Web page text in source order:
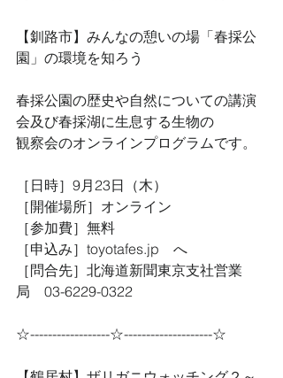
【釧路市】みんなの憩いの場「春採公
園」の環境を知ろう
春採公園の歴史や自然についての講演
会及び春採湖に生息する生物の
観察会のオンラインプログラムです。
［日時］9月23日（木）
［開催場所］オンライン
［参加費］無料
［申込み］toyotafes.jp　へ
［問合先］北海道新聞東京支社営業
局　03-6229-0322
☆------------------☆--------------------☆